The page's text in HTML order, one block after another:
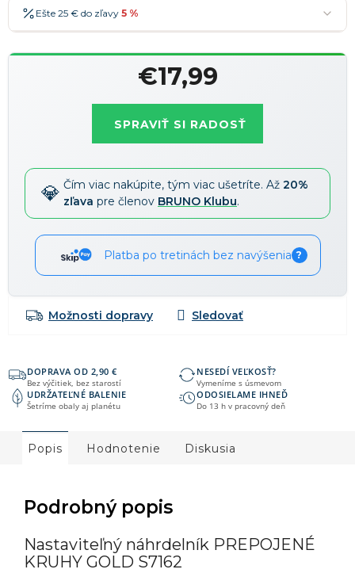
Ešte 25 € do zľavy 5 %
€17,99
SPRAVIŤ SI RADOSŤ
Čím viac nakúpite, tým viac ušetríte. Až 20%
zľava pre členov BRUNO Klubu.
Platba po tretinách bez navýšenia ?
Možnosti dopravy
DOPRAVA OD 2,90 €
Bez výčitiek, bez starostí
NESEDÍ VEĽKOSŤ?
Vymeníme s úsmevom
UDRŽATEĽNÉ BALENIE
Šetríme obaly aj planétu
ODOSIELAME IHNEĎ
Do 13 h v pracovný deň
Popis Hodnotenie Diskusia
Podrobný popis
Nastaviteľný náhrdelník PREPOJENÉ
KRUHY GOLD S7162